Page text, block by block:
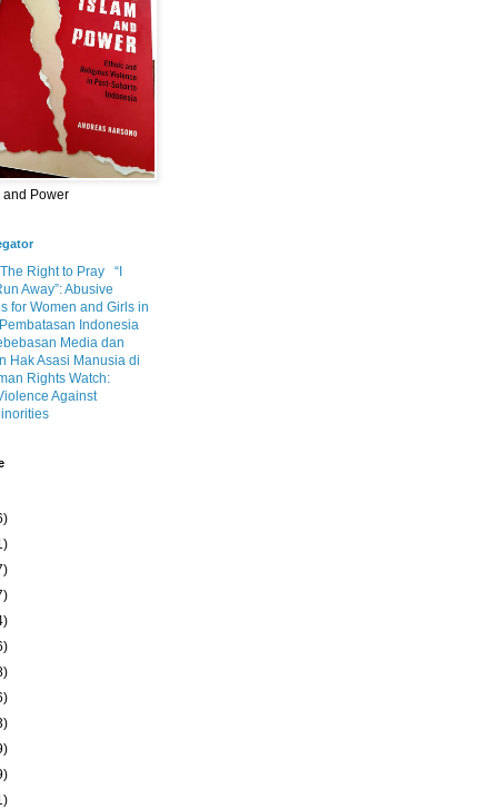
and Power
Right to Pray
“I
Away”: Abusive
for Women and Girls in
Pembatasan Indonesia
Media dan
Hak Asasi Manusia di
Rights Watch:
Against